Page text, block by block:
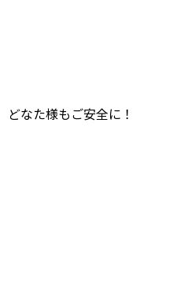
どなた様もご安全に！